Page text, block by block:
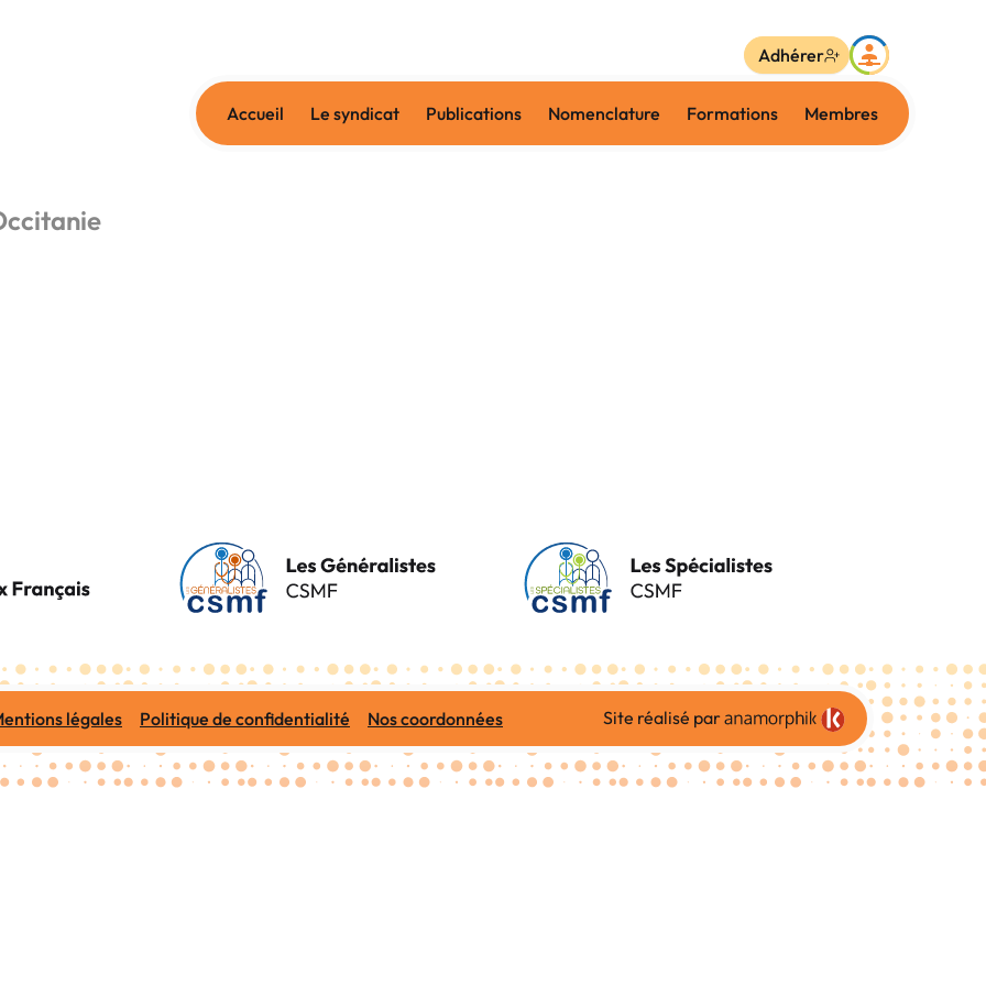
Accueil Le syndicat Publications Nomenclature Formations Membres
Adhérer
légales Politique de confidentialité Nos coordonnées Site réalisé par